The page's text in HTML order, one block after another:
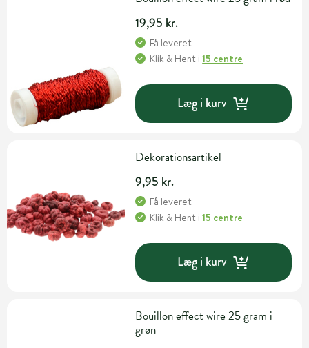
19,95 kr.
Få leveret
Klik & Hent i15 centre
Læg i kurv
Dekorationsartikel
9,95 kr.
Få leveret
Klik & Hent i15 centre
Læg i kurv
Bouillon effect wire 25 gram i
grøn